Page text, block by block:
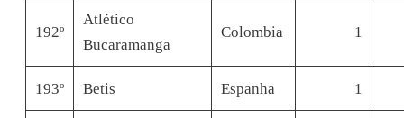
192º
Atlético
Bucaramanga
Colombia 1
193º Betis Espanha 1